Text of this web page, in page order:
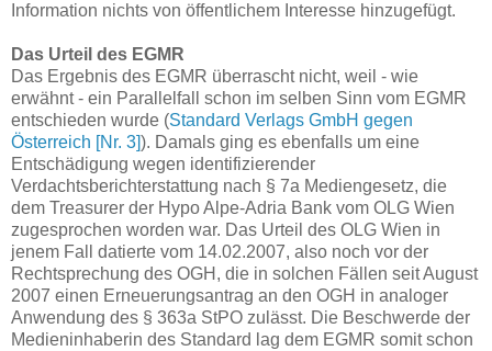
Information nichts von öffentlichem Interesse hinzugefügt.
Das Urteil des EGMR
Das Ergebnis des EGMR überrascht nicht, weil - wie
erwähnt - ein Parallelfall schon im selben Sinn vom EGMR
entschieden wurde (Standard Verlags GmbH gegen
Österreich [Nr. 3]). Damals ging es ebenfalls um eine
Entschädigung wegen identifizierender
Verdachtsberichterstattung nach § 7a Mediengesetz, die
dem Treasurer der Hypo Alpe-Adria Bank vom OLG Wien
zugesprochen worden war. Das Urteil des OLG Wien in
jenem Fall datierte vom 14.02.2007, also noch vor der
Rechtsprechung des OGH, die in solchen Fällen seit August
2007 einen Erneuerungsantrag an den OGH in analoger
Anwendung des § 363a StPO zulässt. Die Beschwerde der
Medieninhaberin des Standard lag dem EGMR somit schon